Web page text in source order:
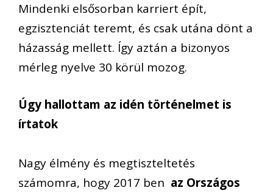
Mindenki elsősorban karriert épít,
egzisztenciát teremt, és csak utána dönt a
házasság mellett. Így aztán a bizonyos
mérleg nyelve 30 körül mozog.
Úgy hallottam az idén történelmet is
írtatok
Nagy élmény és megtiszteltetés
számomra, hogy 2017 ben az Országos